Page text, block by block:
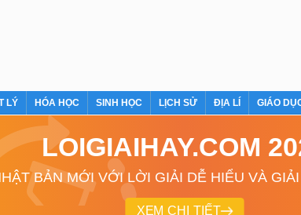
LÝ HÓA HỌC SINH HỌC LỊCH SỬ ĐỊA LÍ GIÁO
LOIGIAIHAY.COM
BẢN MỚI VỚI LỜI GIẢI DỄ HIỂU VÀ
XEM CHI TIẾT